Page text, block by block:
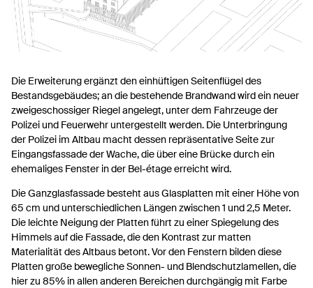
Die Erweiterung ergänzt den einhüftigen Seitenflügel des
Bestandsgebäudes; an die bestehende Brandwand wird ein neuer
zweigeschossiger Riegel angelegt, unter dem Fahrzeuge der
Polizei und Feuerwehr untergestellt werden. Die Unterbringung
der Polizei im Altbau macht dessen repräsentative Seite zur
Eingangsfassade der Wache, die über eine Brücke durch ein
ehemaliges Fenster in der Bel-étage erreicht wird.
Die Ganzglasfassade besteht aus Glasplatten mit einer Höhe von
65 cm und unterschiedlichen Längen zwischen 1 und 2,5 Meter.
Die leichte Neigung der Platten führt zu einer Spiegelung des
Himmels auf die Fassade, die den Kontrast zur matten
Materialität des Altbaus betont. Vor den Fenstern bilden diese
Platten große bewegliche Sonnen- und Blendschutzlamellen, die
hier zu 85% in allen anderen Bereichen durchgängig mit Farbe